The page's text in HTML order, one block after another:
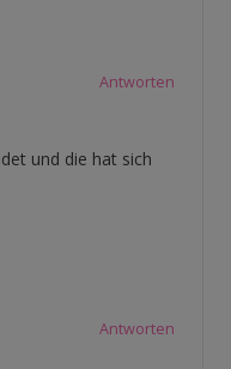
Antworten
und die hat sich
Antworten